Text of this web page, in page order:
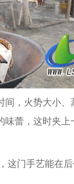
，火势大小
蕾，这时夹
门手艺能在